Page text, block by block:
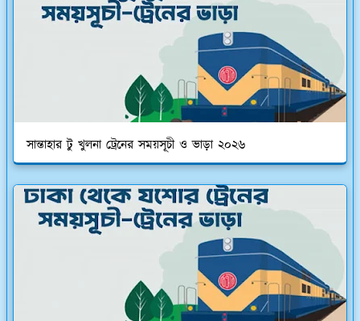
সান্তাহার টু খুলনা ট্রেনের সময়সূচী ও ভাড়া ২০২৬